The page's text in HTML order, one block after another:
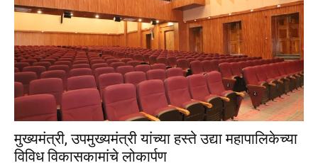
मुख्यमंत्री, उपमुख्यमंत्री यांच्या हस्ते उद्या महापालिकेच्या
विविध विकासकामांचे लोकार्पण